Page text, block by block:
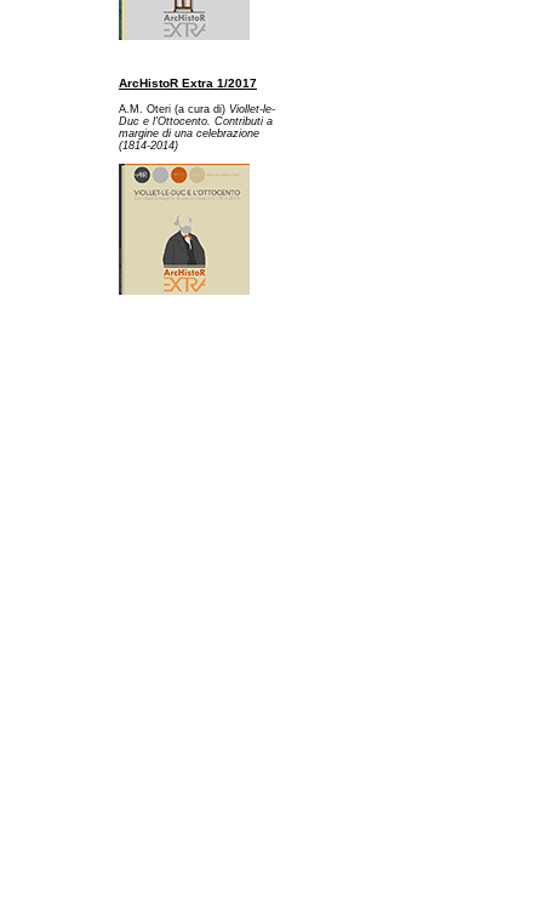
ArcHistoR Extra 1/2017
A.M. Oteri (a cura di) Viollet-le-
Duc e l'Ottocento. Contributi a
margine di una celebrazione
(1814-2014)